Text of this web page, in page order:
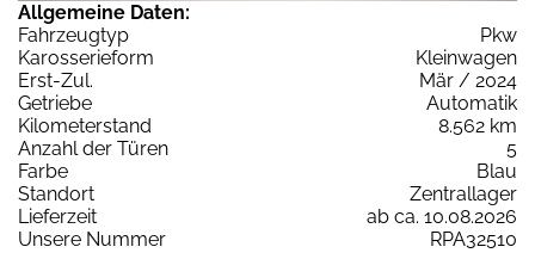
Allgemeine Daten:
Fahrzeugtyp
Pkw
Karosserieform
Kleinwagen
Erst-Zul.
Mär / 2024
Getriebe
Automatik
Kilometerstand
8.562 km
Anzahl der Türen
5
Farbe
Blau
Standort
Zentrallager
Lieferzeit
ab ca. 10.08.2026
Unsere Nummer
RPA32510